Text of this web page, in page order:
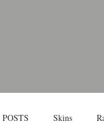
Skins